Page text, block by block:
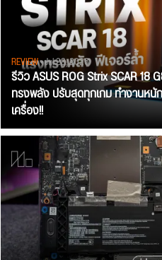
REVIEW• Jul 28, 2026
รีวิว ASUS ROG Strix SCAR 18
ทรงพลัง ปรับสุดทุกเกม ทำงานหนั
เครื่อง!!